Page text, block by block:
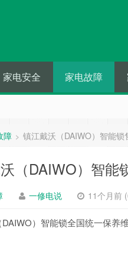
家电安全 家电故障
障 > 镇江戴沃（DAIWO）智能
（DAIWO）智能
一修电说 11个月前
）智能锁全国统一保养